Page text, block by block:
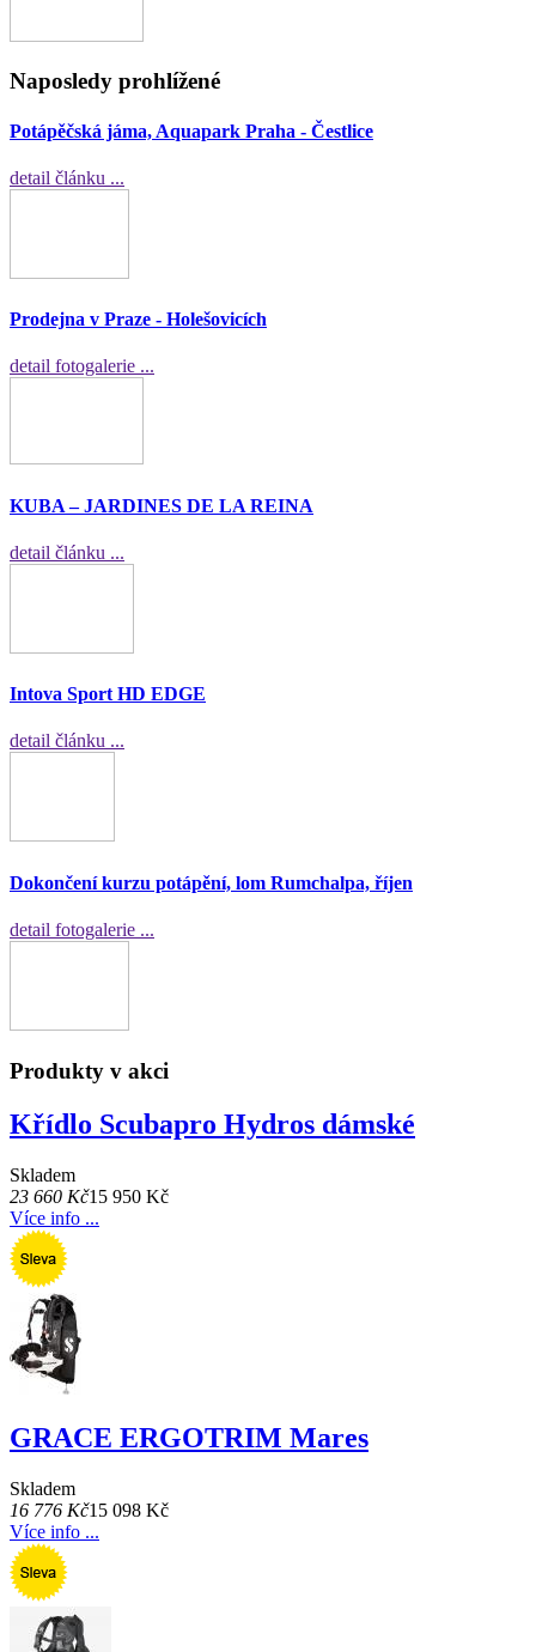
Naposledy prohlížené
Potápěčská jáma, Aquapark Praha - Čestlice
detail článku ...
Prodejna v Praze - Holešovicích
detail fotogalerie ...
KUBA – JARDINES DE LA REINA
detail článku ...
Intova Sport HD EDGE
detail článku ...
Dokončení kurzu potápění, lom Rumchalpa, říjen
detail fotogalerie ...
Produkty v akci
Křídlo Scubapro Hydros dámské
Skladem
23 660 Kč15 950 Kč
Více info ...
GRACE ERGOTRIM Mares
Skladem
16 776 Kč15 098 Kč
Více info ...